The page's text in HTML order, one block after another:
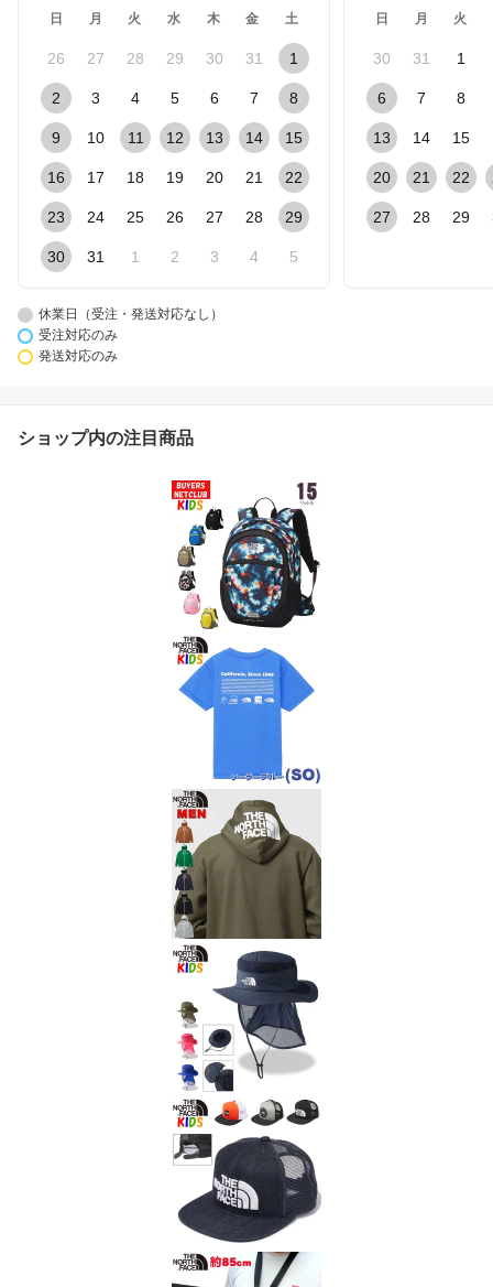
日 月 火 水 木 金 土
26 27 28 29 30 31 1
2 3 4 5 6 7 8
9 10 11 12 13 14 15
16 17 18 19 20 21 22
23 24 25 26 27 28 29
30 31 1 2 3 4 5
日 月 火
30 31 1
6 7 8
13 14 15
20 21 22
27 28 29
休業日（受注・発送対応なし）
受注対応のみ
発送対応のみ
ショップ内の注目商品